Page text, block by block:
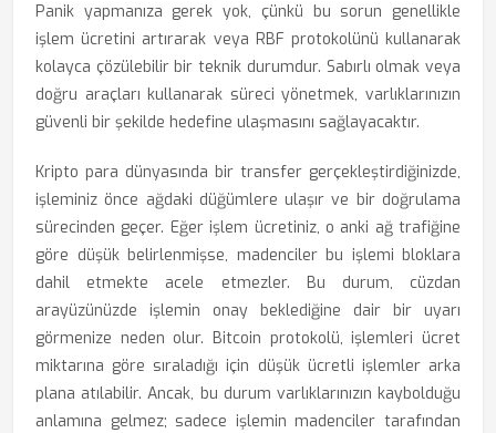
Panik yapmanıza gerek yok, çünkü bu sorun genellikle
işlem ücretini artırarak veya RBF protokolünü kullanarak
kolayca çözülebilir bir teknik durumdur. Sabırlı olmak veya
doğru araçları kullanarak süreci yönetmek, varlıklarınızın
güvenli bir şekilde hedefine ulaşmasını sağlayacaktır.
Kripto para dünyasında bir transfer gerçekleştirdiğinizde,
işleminiz önce ağdaki düğümlere ulaşır ve bir doğrulama
sürecinden geçer. Eğer işlem ücretiniz, o anki ağ trafiğine
göre düşük belirlenmişse, madenciler bu işlemi bloklara
dahil etmekte acele etmezler. Bu durum, cüzdan
arayüzünüzde işlemin onay beklediğine dair bir uyarı
görmenize neden olur. Bitcoin protokolü, işlemleri ücret
miktarına göre sıraladığı için düşük ücretli işlemler arka
plana atılabilir. Ancak, bu durum varlıklarınızın kaybolduğu
anlamına gelmez; sadece işlemin madenciler tarafından